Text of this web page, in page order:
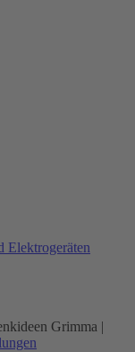
Elektrogeräten
Grimma |